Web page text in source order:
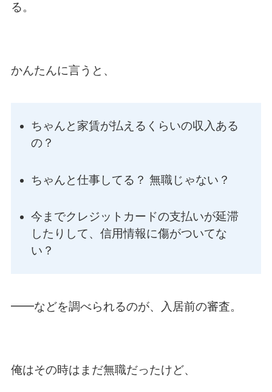
る。
かんたんに言うと、
ちゃんと家賃が払えるくらいの収入ある
の？
ちゃんと仕事してる？ 無職じゃない？
今までクレジットカードの支払いが延滞
したりして、信用情報に傷がついてな
い？
━━などを調べられるのが、入居前の審査。
俺はその時はまだ無職だったけど、